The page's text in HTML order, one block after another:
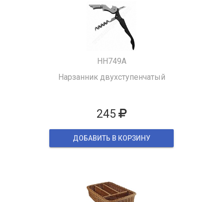
HH749A
Нарзанник двухступенчатый
245
ДОБАВИТЬ В КОРЗИНУ